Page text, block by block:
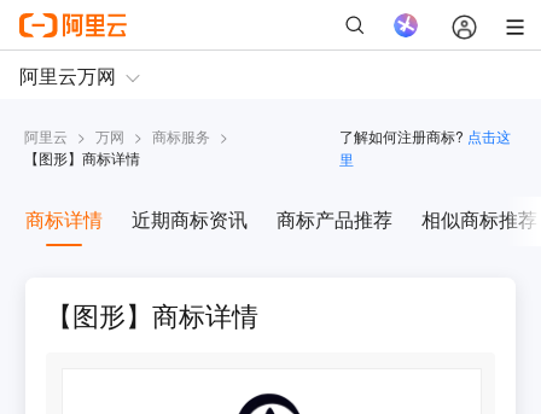
阿里云 > 万网 > 商标服务 >
【图形】商标详情
了解如何注册商标? 点击这
里
商标详情 近期商标资讯 商标产品推荐 相似商标推荐
【图形】商标详情